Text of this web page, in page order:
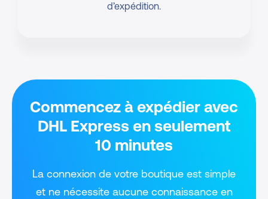
d’expédition.
Commencez à expédier avec
DHL Express en seulement
10 minutes
La connexion de votre boutique est simple
et ne nécessite aucune connaissance en